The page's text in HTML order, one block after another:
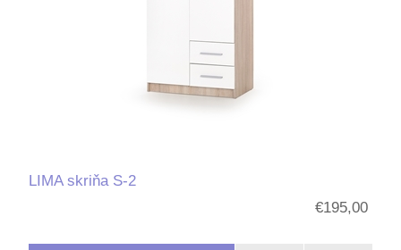
LIMA skriňa S-2
€195,00